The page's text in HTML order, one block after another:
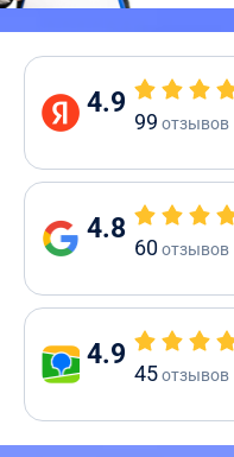
4.9
99 отзывов
4.8
60отзывов
4.9
45отзывов